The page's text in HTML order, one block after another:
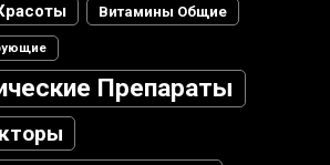
Витамины Общие
Препараты